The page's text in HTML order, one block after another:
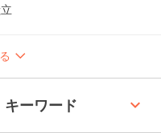
キーワード keyboard_arrow_up